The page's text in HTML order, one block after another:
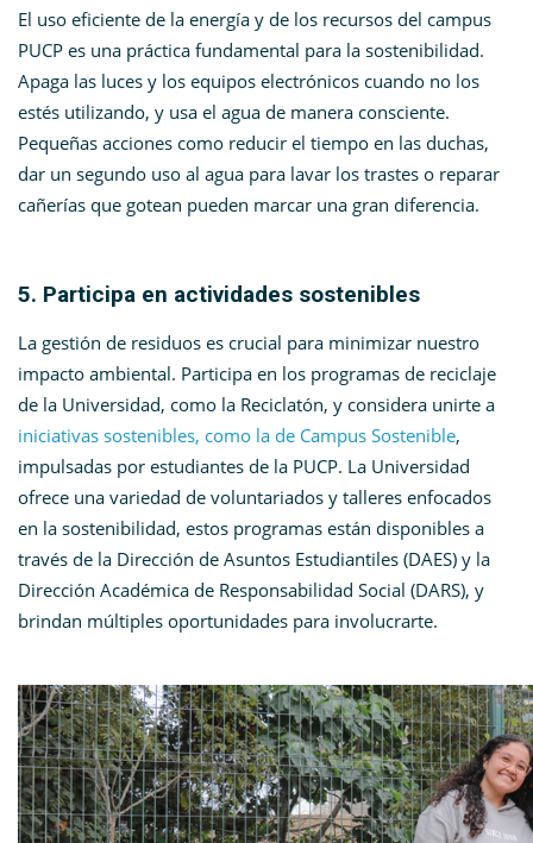
El uso eficiente de la energía y de los recursos del campus
PUCP es una práctica fundamental para la sostenibilidad.
Apaga las luces y los equipos electrónicos cuando no los
estés utilizando, y usa el agua de manera consciente.
Pequeñas acciones como reducir el tiempo en las duchas,
dar un segundo uso al agua para lavar los trastes o reparar
cañerías que gotean pueden marcar una gran diferencia.
5. Participa en actividades sostenibles
La gestión de residuos es crucial para minimizar nuestro
impacto ambiental. Participa en los programas de reciclaje
de la Universidad, como la Reciclatón, y considera unirte a
iniciativas sostenibles, como la de Campus Sostenible,
impulsadas por estudiantes de la PUCP. La Universidad
ofrece una variedad de voluntariados y talleres enfocados
en la sostenibilidad, estos programas están disponibles a
través de la Dirección de Asuntos Estudiantiles (DAES) y la
Dirección Académica de Responsabilidad Social (DARS), y
brindan múltiples oportunidades para involucrarte.